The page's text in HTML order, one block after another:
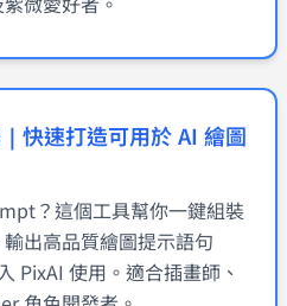
快速打造可用於 AI 繪圖
？這個工具幫你一鍵組裝
出高品質繪圖提示語句
PixAI 使用。適合插畫師、